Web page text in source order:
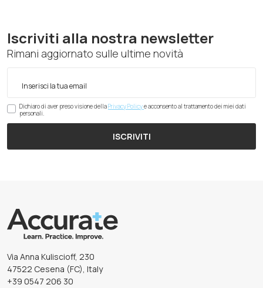
Iscriviti alla nostra newsletter
Rimani aggiornato sulle ultime novità
Dichiaro di aver preso visione dellaPrivacy Policye acconsento al trattamento dei miei dati
personali.
ISCRIVITI
Via Anna Kuliscioff, 230
47522 Cesena (FC), Italy
+39 0547 206 30